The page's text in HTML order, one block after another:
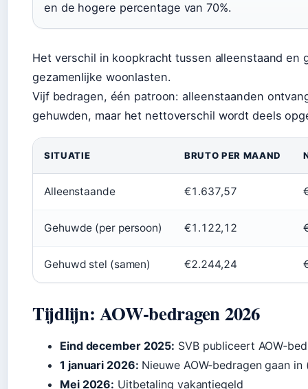
en de hogere percentage van 70%.
Het verschil in koopkracht tussen alleenstaand en
gezamenlijke woonlasten.
Vijf bedragen, één patroon: alleenstaanden
gehuwden, maar het nettoverschil wordt deels
SITUATIE BRUTO PER MAAND
Alleenstaande €1.637,57
Gehuwde (per persoon) €1.122,12
Gehuwd stel (samen) €2.244,24
Tijdlijn: AOW-bedragen 2026
Eind december 2025: SVB publiceert
1 januari 2026: Nieuwe AOW‑bedragen gaan
Mei 2026: Uitbetaling vakantiegeld